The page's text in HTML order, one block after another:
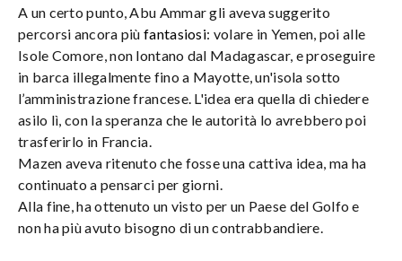
A un certo punto, Abu Ammar gli aveva suggerito
percorsi ancora piùfantasiosi: volare in Yemen, poi alle
Isole Comore, non lontano dal Madagascar, e proseguire
in barca illegalmente fino a Mayotte, un'isola sotto
l’amministrazione francese. L'idea era quella di chiedere
asilo lì, con la speranza che le autorità lo avrebbero poi
trasferirlo in Francia.
Mazen aveva ritenuto che fosse una cattiva idea, ma ha
continuato a pensarci per giorni.
Alla fine, ha ottenuto un visto per un Paese del Golfo e
non ha più avuto bisogno di un contrabbandiere.